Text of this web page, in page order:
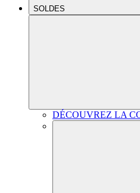
SOLDES
DÉCOUVREZ LA